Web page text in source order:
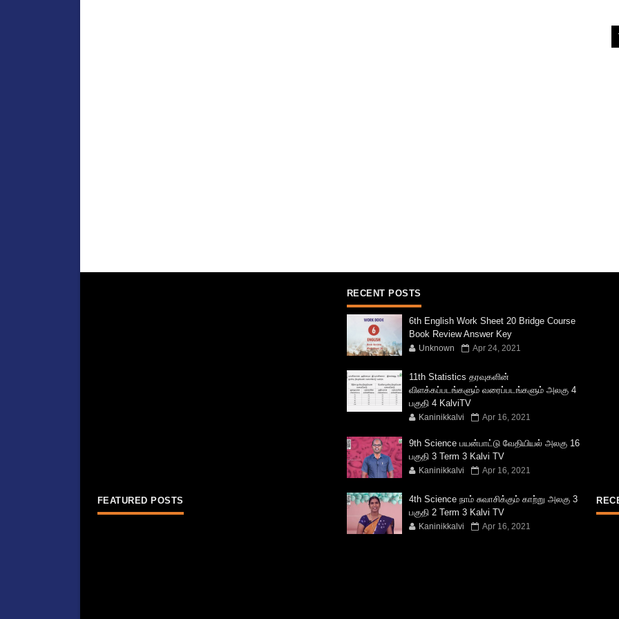
FEATURED POSTS
RECENT POSTS
6th English Work Sheet 20 Bridge Course
Book Review Answer Key
Unknown Apr 24, 2021
11th Statistics தரவுகளின்
விளக்கப்படங்களும் வரைப்படங்களும் அலகு 4
பகுதி 4 KalviTV
Kaninikkalvi Apr 16, 2021
9th Science பயன்பாட்டு வேதியியல் அலகு 16
பகுதி 3 Term 3 Kalvi TV
Kaninikkalvi Apr 16, 2021
4th Science நாம் சுவாசிக்கும் காற்று அலகு 3
பகுதி 2 Term 3 Kalvi TV
Kaninikkalvi Apr 16, 2021